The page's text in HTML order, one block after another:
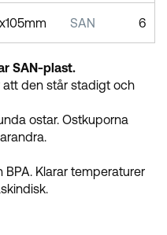
SAN 6
SAN-plast.
den står stadigt och
ostar. Ostkuporna
Klarar temperaturer